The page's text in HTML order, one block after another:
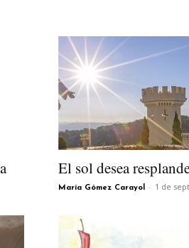
El sol desea
María Gómez Carayol - 1 de